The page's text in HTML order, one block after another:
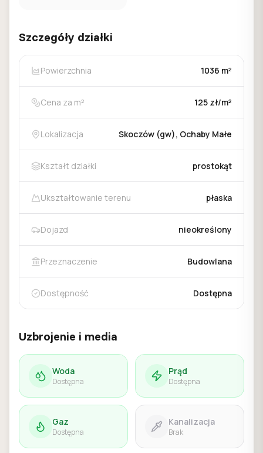
Szczegóły działki
Powierzchnia 1036 m²
Cena za m² 125 zł/m²
Lokalizacja Skoczów (gw), Ochaby Małe
Kształt działki prostokąt
Ukształtowanie terenu płaska
Dojazd nieokreślony
Przeznaczenie Budowlana
Dostępność Dostępna
Uzbrojenie i media
Woda
Dostępna
Prąd
Dostępna
Gaz
Dostępna
Kanalizacja
Brak